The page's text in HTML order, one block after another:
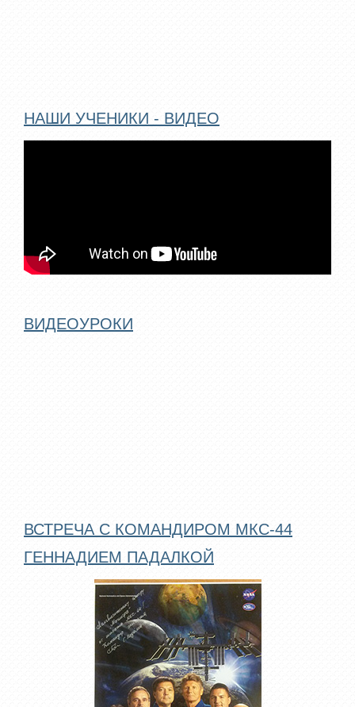
НАШИ УЧЕНИКИ - ВИДЕО
ВИДЕОУРОКИ
ВСТРЕЧА С КОМАНДИРОМ МКС-44
ГЕННАДИЕМ ПАДАЛКОЙ